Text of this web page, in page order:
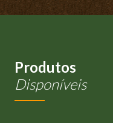
Produtos
Disponíveis